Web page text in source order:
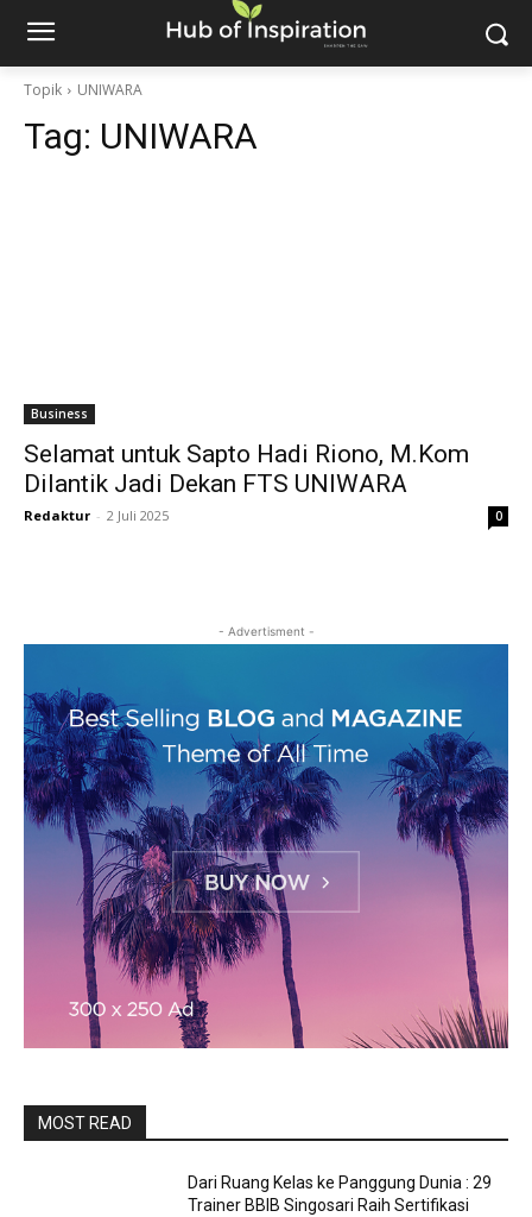
Topik UNIWARA
Tag: UNIWARA
Business
Selamat untuk Sapto Hadi Riono, M.Kom
Dilantik Jadi Dekan FTS UNIWARA
Redaktur - 2 Juli 2025 0
- Advertisment -
MOST READ
Dari Ruang Kelas ke Panggung Dunia : 29
Trainer BBIB Singosari Raih Sertifikasi